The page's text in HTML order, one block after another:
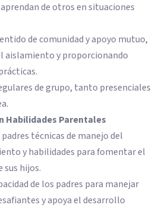
de otros en situaciones
de comunidad y apoyo mutuo,
aislamiento y proporcionando
de grupo, tanto presenciales
Habilidades Parentales
técnicas de manejo del
y habilidades para fomentar el
sus hijos.
de los padres para manejar
y apoya el desarrollo